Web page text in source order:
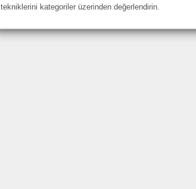
tekniklerini kategoriler üzerinden değerlendirin.